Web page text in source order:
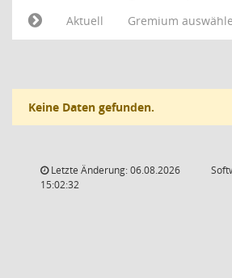
Aktuell
Gremium
Keine Daten gefunden.
Letzte Änderung: 06.08.2026
15:02:32